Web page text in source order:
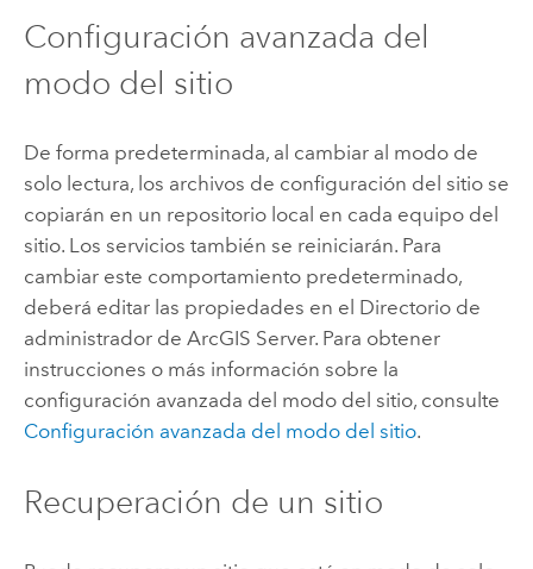
Configuración avanzada del
modo del sitio
De forma predeterminada, al cambiar al modo de
solo lectura, los archivos de configuración del sitio se
copiarán en un repositorio local en cada equipo del
sitio. Los servicios también se reiniciarán. Para
cambiar este comportamiento predeterminado,
deberá editar las propiedades en el Directorio de
administrador de ArcGIS Server. Para obtener
instrucciones o más información sobre la
configuración avanzada del modo del sitio, consulte
Configuración avanzada del modo del sitio.
Recuperación de un sitio